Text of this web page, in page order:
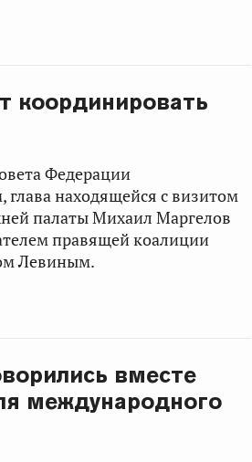
координировать
Федерации
находящейся с визитом
палатыМихаил Маргелов
правящей коалиции
Левиным.
вместе
международного